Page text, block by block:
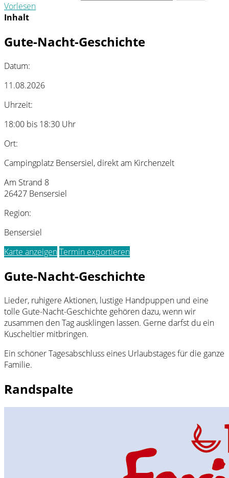
Vorlesen
Inhalt
Gute-Nacht-Geschichte
Datum:
11.08.2026
Uhrzeit:
18:00 bis 18:30 Uhr
Ort:
Campingplatz Bensersiel, direkt am Kirchenzelt
Am Strand 8
26427 Bensersiel
Region:
Bensersiel
Karte anzeigenTermin exportieren
Gute-Nacht-Geschichte
Lieder, ruhigere Aktionen, lustige Handpuppen und eine
tolle Gute-Nacht-Geschichte gehören dazu, wenn wir
zusammen den Tag ausklingen lassen. Gerne darfst du ein
Kuscheltier mitbringen.
Ein schöner Tagesabschluss eines Urlaubstages für die ganze
Familie.
Randspalte